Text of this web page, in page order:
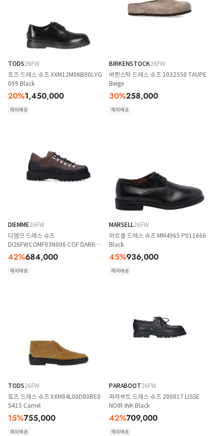
TODS26FW
토즈 드레스 슈즈 XXM12M0KB80LYG
099 Black
20%1,450,000
해외배송
BIRKENSTOCK26FW
버켄스탁 드레스 슈즈 1032550 TAUPE
Beige
30%258,000
해외배송
DIEMME26FW
디엠므 드레스 슈즈
DI26FWCOMF03N006 COF DARK
FELLOW
42%684,000
해외배송
MARSELL26FW
마르셀 드레스 슈즈 MM4965 P011666
Black
45%936,000
해외배송
TODS26FW
토즈 드레스 슈즈 XXM84L00D80RE0
S415 Camel
15%755,000
해외배송
PARABOOT26FW
파라부트 드레스 슈즈 200817 LISSE
NOIR INK Black
42%709,000
해외배송